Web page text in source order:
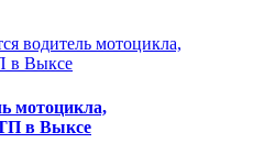
мотоцикла,
в Выксе